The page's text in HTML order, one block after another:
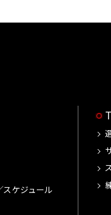
スケジュール